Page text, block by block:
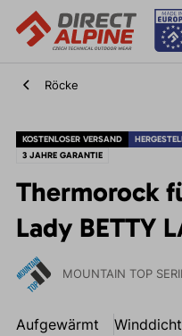
Röcke
KOSTENLOSER VERSAND
3 JAHRE GARANTIE
Thermorock
Lady BETTY
MOUNTAIN TOP
Aufgewärmt Winddicht